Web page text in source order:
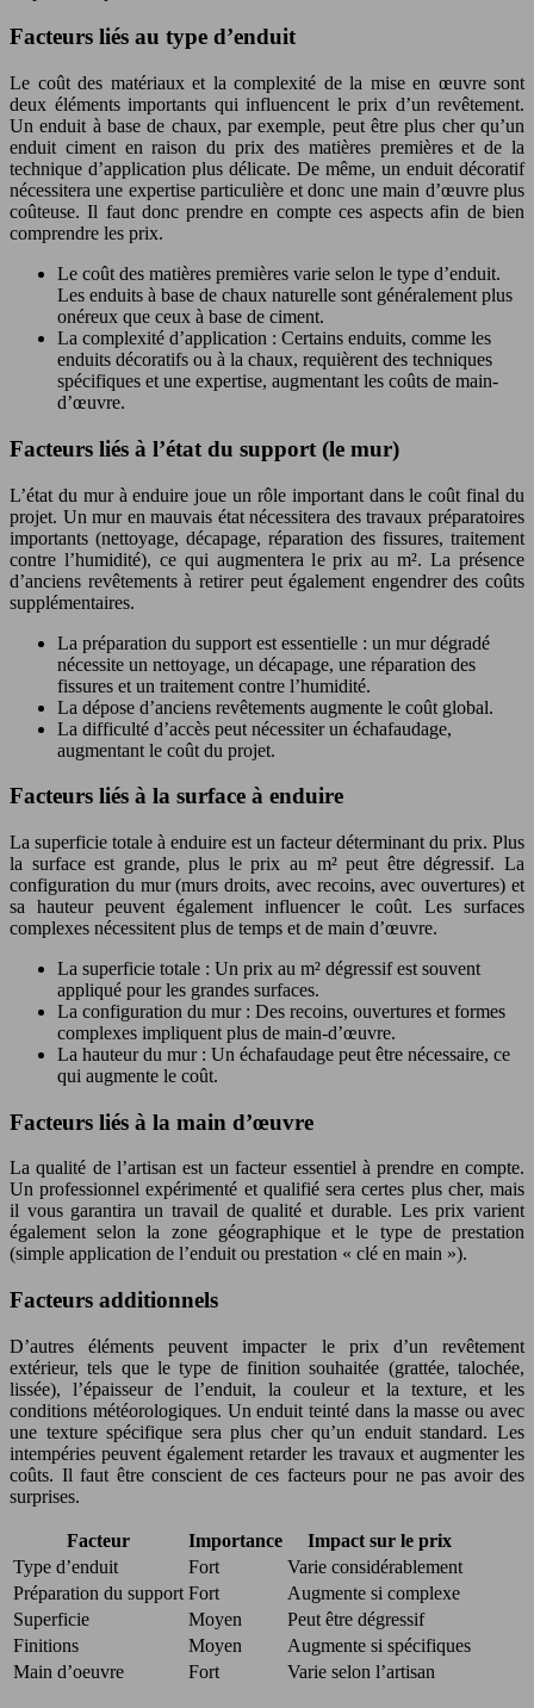
Facteurs liés au type d’enduit
Le coût des matériaux et la complexité de la mise en œuvre sont
deux éléments importants qui influencent le prix d’un revêtement.
Un enduit à base de chaux, par exemple, peut être plus cher qu’un
enduit ciment en raison du prix des matières premières et de la
technique d’application plus délicate. De même, un enduit décoratif
nécessitera une expertise particulière et donc une main d’œuvre plus
coûteuse. Il faut donc prendre en compte ces aspects afin de bien
comprendre les prix.
Le coût des matières premières varie selon le type d’enduit.
Les enduits à base de chaux naturelle sont généralement plus
onéreux que ceux à base de ciment.
La complexité d’application : Certains enduits, comme les
enduits décoratifs ou à la chaux, requièrent des techniques
spécifiques et une expertise, augmentant les coûts de main-
d’œuvre.
Facteurs liés à l’état du support (le mur)
L’état du mur à enduire joue un rôle important dans le coût final du
projet. Un mur en mauvais état nécessitera des travaux préparatoires
importants (nettoyage, décapage, réparation des fissures, traitement
contre l’humidité), ce qui augmentera le prix au m². La présence
d’anciens revêtements à retirer peut également engendrer des coûts
supplémentaires.
La préparation du support est essentielle : un mur dégradé
nécessite un nettoyage, un décapage, une réparation des
fissures et un traitement contre l’humidité.
La dépose d’anciens revêtements augmente le coût global.
La difficulté d’accès peut nécessiter un échafaudage,
augmentant le coût du projet.
Facteurs liés à la surface à enduire
La superficie totale à enduire est un facteur déterminant du prix. Plus
la surface est grande, plus le prix au m² peut être dégressif. La
configuration du mur (murs droits, avec recoins, avec ouvertures) et
sa hauteur peuvent également influencer le coût. Les surfaces
complexes nécessitent plus de temps et de main d’œuvre.
La superficie totale : Un prix au m² dégressif est souvent
appliqué pour les grandes surfaces.
La configuration du mur : Des recoins, ouvertures et formes
complexes impliquent plus de main-d’œuvre.
La hauteur du mur : Un échafaudage peut être nécessaire, ce
qui augmente le coût.
Facteurs liés à la main d’œuvre
La qualité de l’artisan est un facteur essentiel à prendre en compte.
Un professionnel expérimenté et qualifié sera certes plus cher, mais
il vous garantira un travail de qualité et durable. Les prix varient
également selon la zone géographique et le type de prestation
(simple application de l’enduit ou prestation « clé en main »).
Facteurs additionnels
D’autres éléments peuvent impacter le prix d’un revêtement
extérieur, tels que le type de finition souhaitée (grattée, talochée,
lissée), l’épaisseur de l’enduit, la couleur et la texture, et les
conditions météorologiques. Un enduit teinté dans la masse ou avec
une texture spécifique sera plus cher qu’un enduit standard. Les
intempéries peuvent également retarder les travaux et augmenter les
coûts. Il faut être conscient de ces facteurs pour ne pas avoir des
surprises.
Facteur Importance
Impact sur le prix
Type d’enduit
Fort
Varie considérablement
Préparation du support Fort
Augmente si complexe
Superficie
Moyen
Peut être dégressif
Finitions
Moyen
Augmente si spécifiques
Main d’oeuvre
Fort Varie selon l’artisan